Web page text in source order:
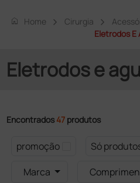
home Home Cirurgia
Eletrodos E
Eletrodos e
Encontrados 47 produtos
promoção
Só
Marca